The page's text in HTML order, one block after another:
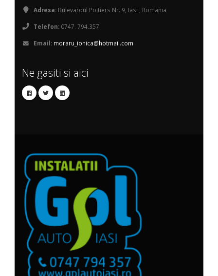
Adresa: Bulevardul Poitiers Nr. 9, Iasi , Romania
Telefon: 0747. 794.357
Email: moraru_ionica@hotmail.com
Ne gasiti si aici